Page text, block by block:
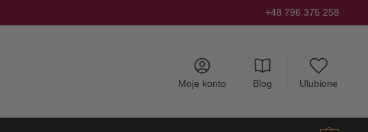
+48 796 375 258
Moje konto Blog Ulubione